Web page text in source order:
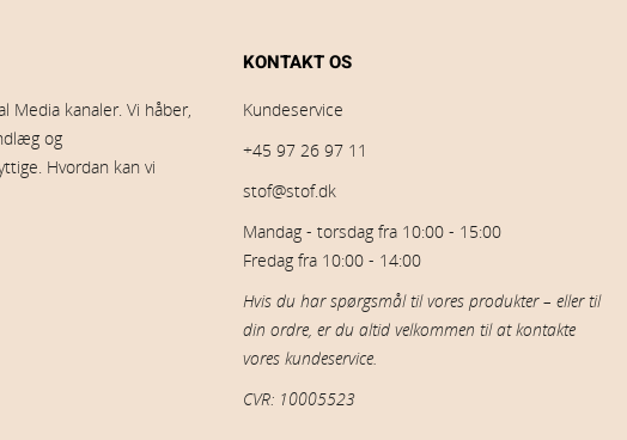
Media kanaler. Vi håber,
og
Hvordan kan vi
KONTAKT OS
Kundeservice
+45 97 26 97 11
stof@stof.dk
Mandag - torsdag fra 10:00 - 15:00
Fredag fra 10:00 - 14:00
Hvis du har spørgsmål til vores produkter – eller til
din ordre, er du altid velkommen til at kontakte
vores kundeservice.
CVR: 10005523